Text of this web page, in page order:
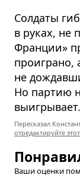
Солдаты
в руках, не
Франции»
проиграно,
не
Но партию
выигрывает.
Пересказал
отредактируйте
Ваши оценки